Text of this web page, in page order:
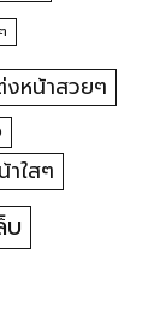
งหน้าสวยๆ
าใสๆ
บ